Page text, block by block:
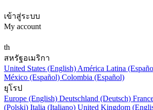
เข้าสู่ระบบ
My account
th
สหรัฐอเมริกา
United States (English) América Latina
México (Español) Colombia (Español)
ยุโรป
Europe (English) Deutschland (Deutsch)
(Polski) Italia (Italiano) United Kingdom